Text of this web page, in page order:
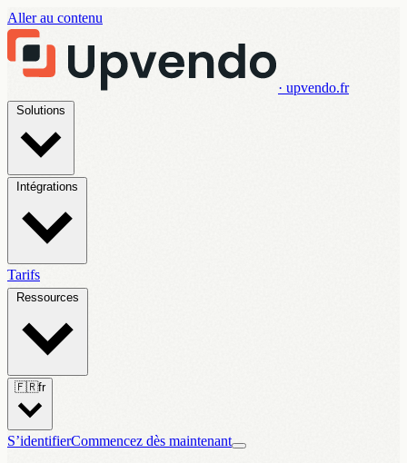
Aller au contenu
· upvendo.fr
Tarifs
🇫🇷fr
S’identifierCommencez dès maintenant